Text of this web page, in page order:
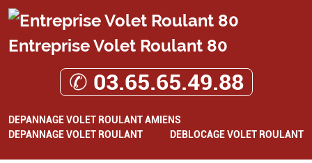
Entreprise Volet Roulant 80
✆ 03.65.65.49.88
DEPANNAGE VOLET ROULANT AMIENS
DEPANNAGE VOLET ROULANT
DEBLOCAGE VOLET ROULANT